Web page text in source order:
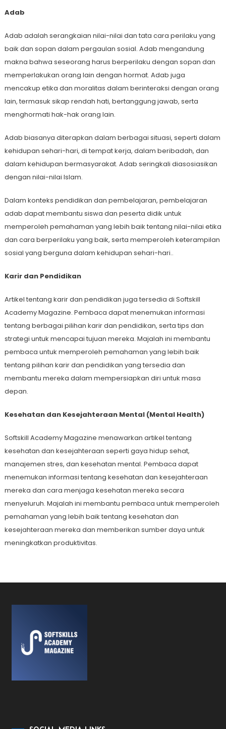
Adab
Adab adalah serangkaian nilai-nilai dan tata cara perilaku yang
baik dan sopan dalam pergaulan sosial. Adab mengandung
makna bahwa seseorang harus berperilaku dengan sopan dan
memperlakukan orang lain dengan hormat. Adab juga
mencakup etika dan moralitas dalam berinteraksi dengan orang
lain, termasuk sikap rendah hati, bertanggung jawab, serta
menghormati hak-hak orang lain.
Adab biasanya diterapkan dalam berbagai situasi, seperti dalam
kehidupan sehari-hari, di tempat kerja, dalam beribadah, dan
dalam kehidupan bermasyarakat. Adab seringkali diasosiasikan
dengan nilai-nilai Islam.
Dalam konteks pendidikan dan pembelajaran, pembelajaran
adab dapat membantu siswa dan peserta didik untuk
memperoleh pemahaman yang lebih baik tentang nilai-nilai etika
dan cara berperilaku yang baik, serta memperoleh keterampilan
sosial yang berguna dalam kehidupan sehari-hari..
Karir dan Pendidikan
Artikel tentang karir dan pendidikan juga tersedia di Softskill
Academy Magazine. Pembaca dapat menemukan informasi
tentang berbagai pilihan karir dan pendidikan, serta tips dan
strategi untuk mencapai tujuan mereka. Majalah ini membantu
pembaca untuk memperoleh pemahaman yang lebih baik
tentang pilihan karir dan pendidikan yang tersedia dan
membantu mereka dalam mempersiapkan diri untuk masa
depan.
Kesehatan dan Kesejahteraan Mental (Mental Health)
Softskill Academy Magazine menawarkan artikel tentang
kesehatan dan kesejahteraan seperti gaya hidup sehat,
manajemen stres, dan kesehatan mental. Pembaca dapat
menemukan informasi tentang kesehatan dan kesejahteraan
mereka dan cara menjaga kesehatan mereka secara
menyeluruh. Majalah ini membantu pembaca untuk memperoleh
pemahaman yang lebih baik tentang kesehatan dan
kesejahteraan mereka dan memberikan sumber daya untuk
meningkatkan produktivitas.